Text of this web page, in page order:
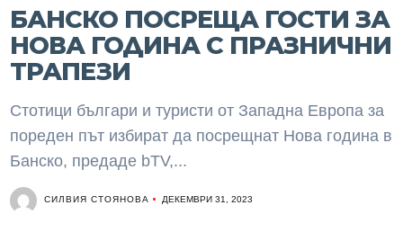
БАНСКО ПОСРЕЩА ГОСТИ ЗА
НОВА ГОДИНА С ПРАЗНИЧНИ
ТРАПЕЗИ
Стотици българи и туристи от Западна Европа за
пореден път избират да посрещнат Нова година в
Банско, предаде bTV,...
СИЛВИЯ СТОЯНОВА ДЕКЕМВРИ 31, 2023